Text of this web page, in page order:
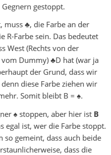
gestoppt.
muss ♣, die Farbe an der
R-Farbe sein. Das bedeutet
West (Rechts von der
Dummy) ♣D hat (war ja
der Grund, dass wir
diese Farbe ziehen wir
Somit bleibt B = ♠.
♠ stoppen, aber hier ist B
egal ist, wer die Farbe stoppt.
so gemeint, dass auch beide
dass die